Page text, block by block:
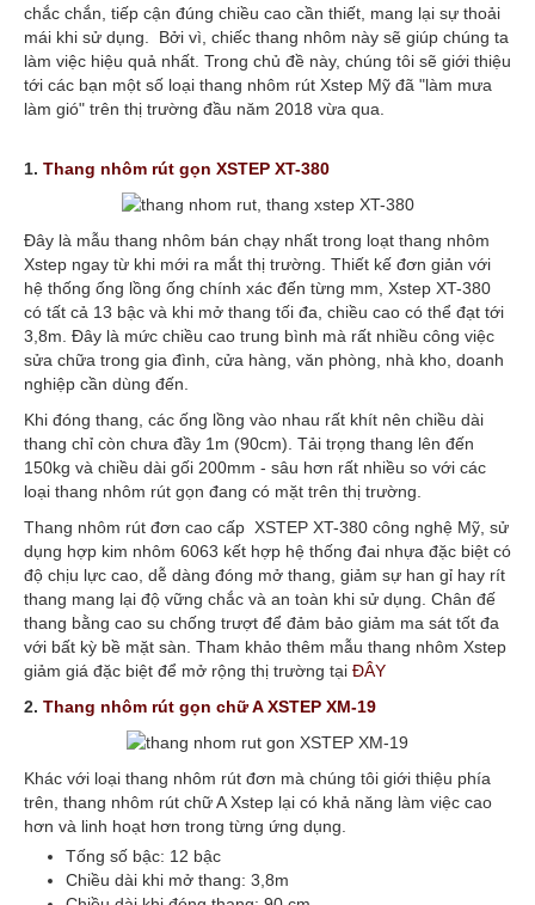
chắc chắn, tiếp cận đúng chiều cao cần thiết, mang lại sự thoải
mái khi sử dụng. Bởi vì, chiếc thang nhôm này sẽ giúp chúng ta
làm việc hiệu quả nhất. Trong chủ đề này, chúng tôi sẽ giới thiệu
tới các bạn một số loại thang nhôm rút Xstep Mỹ đã "làm mưa
làm gió" trên thị trường đầu năm 2018 vừa qua.
1. Thang nhôm rút gọn XSTEP XT-380
Đây là mẫu thang nhôm bán chạy nhất trong loạt thang nhôm
Xstep ngay từ khi mới ra mắt thị trường. Thiết kế đơn giản với
hệ thống ống lồng ống chính xác đến từng mm, Xstep XT-380
có tất cả 13 bậc và khi mở thang tối đa, chiều cao có thể đạt tới
3,8m. Đây là mức chiều cao trung bình mà rất nhiều công việc
sửa chữa trong gia đình, cửa hàng, văn phòng, nhà kho, doanh
nghiệp cần dùng đến.
Khi đóng thang, các ống lồng vào nhau rất khít nên chiều dài
thang chỉ còn chưa đầy 1m (90cm). Tải trọng thang lên đến
150kg và chiều dài gối 200mm - sâu hơn rất nhiều so với các
loại thang nhôm rút gọn đang có mặt trên thị trường.
Thang nhôm rút đơn cao cấp XSTEP XT-380 công nghệ Mỹ, sử
dụng hợp kim nhôm 6063 kết hợp hệ thống đai nhựa đặc biệt có
độ chịu lực cao, dễ dàng đóng mở thang, giảm sự han gỉ hay rít
thang mang lại độ vững chắc và an toàn khi sử dụng. Chân đế
thang bằng cao su chống trượt để đảm bảo giảm ma sát tốt đa
với bất kỳ bề mặt sàn. Tham khảo thêm mẫu thang nhôm Xstep
giảm giá đặc biệt để mở rộng thị trường tại ĐÂY
2. Thang nhôm rút gọn chữ A XSTEP XM-19
Khác với loại thang nhôm rút đơn mà chúng tôi giới thiệu phía
trên, thang nhôm rút chữ A Xstep lại có khả năng làm việc cao
hơn và linh hoạt hơn trong từng ứng dụng.
Tống số bậc: 12 bậc
Chiều dài khi mở thang: 3,8m